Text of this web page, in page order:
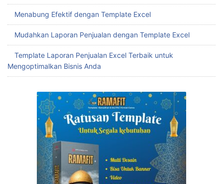
Menabung Efektif dengan Template Excel
Mudahkan Laporan Penjualan dengan Template Excel
Template Laporan Penjualan Excel Terbaik untuk
Mengoptimalkan Bisnis Anda